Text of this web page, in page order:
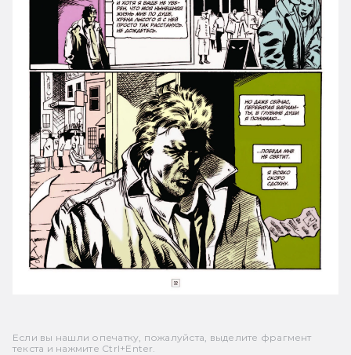
Если вы нашли опечатку, пожалуйста, выделите фрагмент
текста и нажмите Ctrl+Enter.